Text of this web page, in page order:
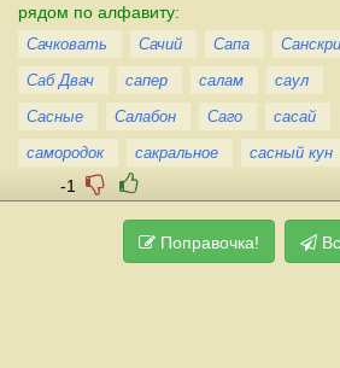
рядом по алфавиту:
Сачковать Сачий Сапа
Саб Двач
сапер салам
саул
Сасные
Салабон Саго
сасай
самородок
сакральное сасный кун
-1
Поправочка!